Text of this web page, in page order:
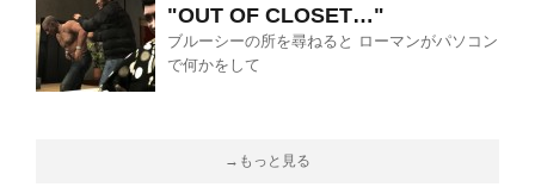
"OUT OF CLOSET…"
ブルーシーの所を尋ねると ローマンがパソコン
で何かをして
→もっと見る